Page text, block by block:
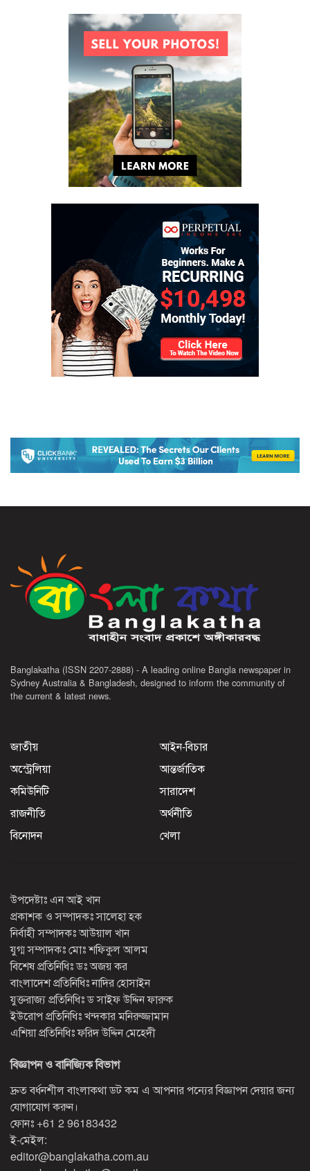
Banglakatha (ISSN 2207-2888) - A leading online Bangla newspaper in
Sydney Australia & Bangladesh, designed to inform the community of
the current & latest news.
জাতীয়
আইন-বিচার
অস্ট্রেলিয়া
আন্তর্জাতিক
কমিউনিটি
সারাদেশ
রাজনীতি
অর্থনীতি
বিনোদন
খেলা
উপদেষ্টাঃ এন আই খান
প্রকাশক ও সম্পাদকঃ সালেহা হক
নির্বাহী সম্পাদকঃ আউয়াল খান
যুগ্ম সম্পাদকঃ মোঃ শফিকুল আলম
বিশেষ প্রতিনিধিঃ ডঃ অজয় কর
বাংলাদেশ প্রতিনিধিঃ নাদির হোসাইন
যুক্তরাজ্য প্রতিনিধিঃ ড সাইফ উদ্দিন ফারুক
ইউরোপ প্রতিনিধিঃ খন্দকার মনিরুজ্জামান
এশিয়া প্রতিনিধিঃ ফরিদ উদ্দিন মেহেদী
বিজ্ঞাপন ও বানিজ্যিক বিভাগ
দ্রুত বর্ধনশীল বাংলাকথা ডট কম এ আপনার পন্যের বিজ্ঞাপন দেয়ার জন্য
যোগাযোগ করুন।
ফোনঃ +61 2 96183432
ই-মেইল:
editor@banglakatha.com.au